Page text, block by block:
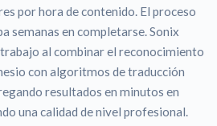
por hora de contenido. El proceso
semanas en completarse. Sonix
al combinar el reconocimiento
con algoritmos de traducción
resultados en minutos en
una calidad de nivel profesional.